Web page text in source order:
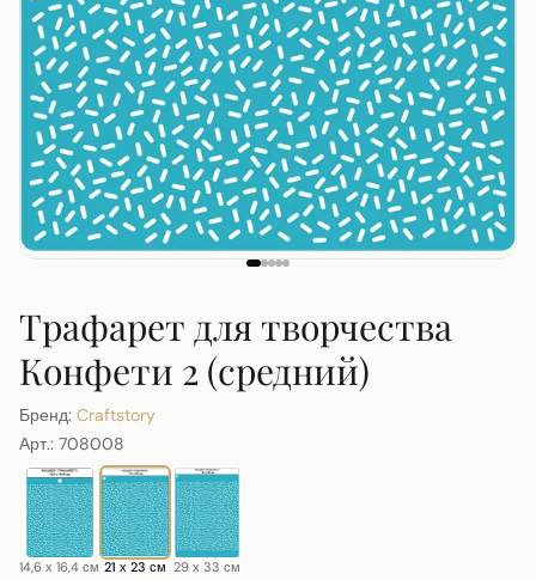
Трафарет для творчества
Конфети 2 (средний)
Бренд: Craftstory
Арт.: 708008
14,6 х 16,4 см 21 х 23 см 29 х 33 см